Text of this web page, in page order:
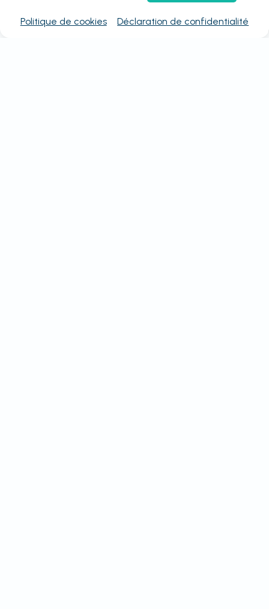
Politique de cookies Déclaration de confidentialité